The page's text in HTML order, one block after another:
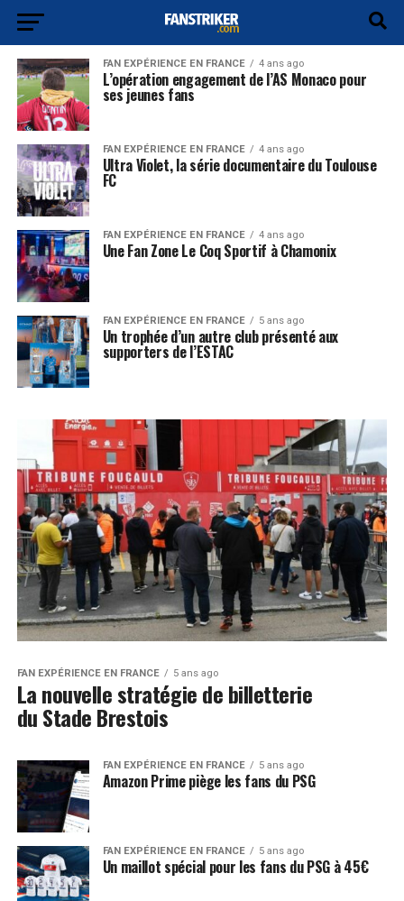
FAN EXPÉRIENCE EN FRANCE 4 ans ago
L’opération engagement de l’AS Monaco pour
ses jeunes fans
FAN EXPÉRIENCE EN FRANCE 4 ans ago
Ultra Violet, la série documentaire du Toulouse
FC
FAN EXPÉRIENCE EN FRANCE 4 ans ago
Une Fan Zone Le Coq Sportif à Chamonix
FAN EXPÉRIENCE EN FRANCE 5 ans ago
Un trophée d’un autre club présenté aux
supporters de l’ESTAC
FAN EXPÉRIENCE EN FRANCE 5 ans ago
La nouvelle stratégie de billetterie
du Stade Brestois
FAN EXPÉRIENCE EN FRANCE 5 ans ago
Amazon Prime piège les fans du PSG
FAN EXPÉRIENCE EN FRANCE 5 ans ago
Un maillot spécial pour les fans du PSG à 45€